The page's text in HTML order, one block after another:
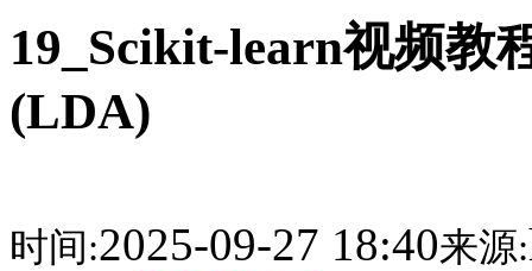
19_Scikit-learn视频教
(LDA)
时间:2025-09-27 18:40来源: